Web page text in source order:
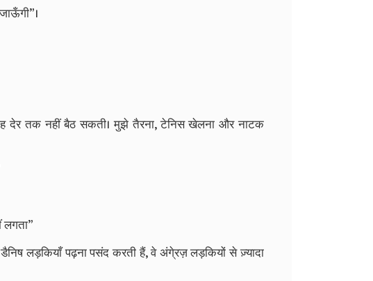
देर तक नहीं बैठ सकती। मुझे तैरना, टेनिस खेलना और नाटक
लगता”
लड़कियाँ पढ़ना पसंद करती हैं, वे अंगे्रज़ लड़कियों से ज़्यादा